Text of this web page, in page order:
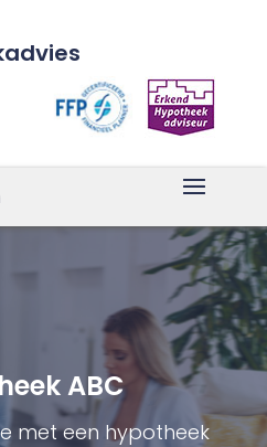
ABC
met een hypotheek